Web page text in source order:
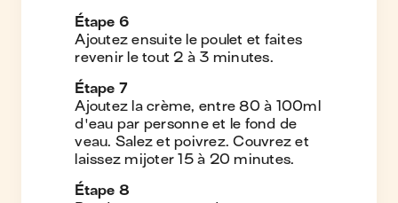
Étape 6
Ajoutez ensuite le poulet et faites
revenir le tout 2 à 3 minutes.
Étape 7
Ajoutez la crème, entre 80 à 100ml
d'eau par personne et le fond de
veau. Salez et poivrez. Couvrez et
laissez mijoter 15 à 20 minutes.
Étape 8